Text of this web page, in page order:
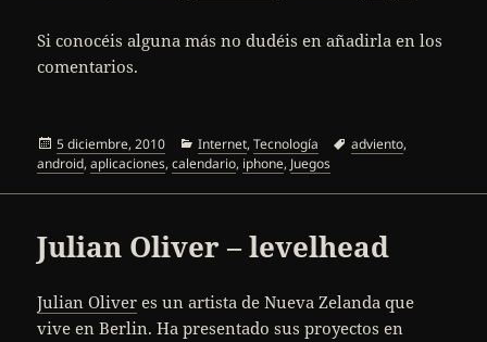
Si conocéis alguna más no dudéis en añadirla en los
comentarios.
Publicado
el
5 diciembre, 2010 Categorías
Internet,Tecnología Etiquetas
adviento,
android,aplicaciones,calendario, iphone, Juegos
Julian Oliver – levelhead
Julian Oliver es un artista de Nueva Zelanda que
vive en Berlin. Ha presentado sus proyectos en